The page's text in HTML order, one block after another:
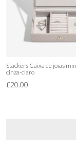
Stackers Caixa de joias
cinza-claro
£20.00